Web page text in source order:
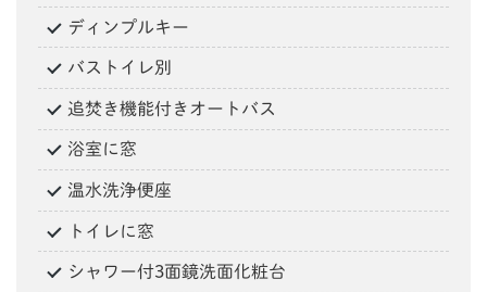
ディンプルキー
バストイレ別
追焚き機能付きオートバス
浴室に窓
温水洗浄便座
トイレに窓
シャワー付3面鏡洗面化粧台